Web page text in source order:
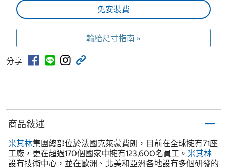
免安裝費
輪胎尺寸指南 »
分享
商品敍述
米其林集團總部位於法國克萊蒙費朗，目前在全球擁有71座
工廠，更在超過170個國家中擁有123,600名員工。 米其林
設有技術中心，並在歐洲、北美和亞洲各地設有多個研發的